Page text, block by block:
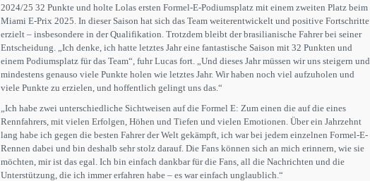
2024/25 32 Punkte und holte Lolas ersten Formel-E-Podiumsplatz mit einem zweiten Platz beim
Miami E-Prix 2025. In dieser Saison hat sich das Team weiterentwickelt und positive Fortschritte
erzielt – insbesondere in der Qualifikation. Trotzdem bleibt der brasilianische Fahrer bei seiner
Entscheidung. „Ich denke, ich hatte letztes Jahr eine fantastische Saison mit 32 Punkten und
einem Podiumsplatz für das Team“, fuhr Lucas fort. „Und dieses Jahr müssen wir uns steigern und
mindestens genauso viele Punkte holen wie letztes Jahr. Wir haben noch viel aufzuholen und
viele Punkte zu erzielen, und hoffentlich gelingt uns das.“
„Ich habe zwei unterschiedliche Sichtweisen auf die Formel E: Zum einen die auf die eines
Rennfahrers, mit vielen Erfolgen, Höhen und Tiefen und vielen Emotionen. Über ein Jahrzehnt
lang habe ich gegen die besten Fahrer der Welt gekämpft, ich war bei jedem einzelnen Formel-E-
Rennen dabei und bin deshalb sehr stolz darauf. Die Fans können sich an mich erinnern, wie sie
möchten, mir ist das egal. Ich bin einfach dankbar für die Fans, all die Nachrichten und die
Unterstützung, die ich immer erfahren habe – es war einfach unglaublich.“